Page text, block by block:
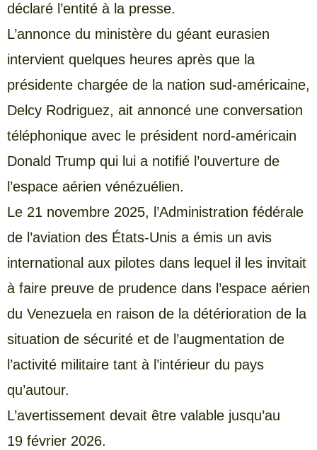
déclaré l’entité à la presse.
L’annonce du ministère du géant eurasien
intervient quelques heures après que la
présidente chargée de la nation sud-américaine,
Delcy Rodriguez, ait annoncé une conversation
téléphonique avec le président nord-américain
Donald Trump qui lui a notifié l’ouverture de
l’espace aérien vénézuélien.
Le 21 novembre 2025, l’Administration fédérale
de l’aviation des États-Unis a émis un avis
international aux pilotes dans lequel il les invitait
à faire preuve de prudence dans l’espace aérien
du Venezuela en raison de la détérioration de la
situation de sécurité et de l’augmentation de
l’activité militaire tant à l’intérieur du pays
qu’autour.
L’avertissement devait être valable jusqu’au
19 février 2026.